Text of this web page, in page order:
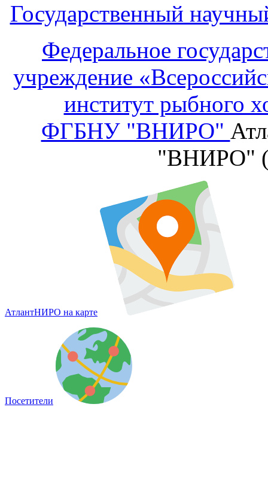
Государственный
Федеральное
учреждение
институт рыбного
ФГБНУ "ВНИРО"
"ВНИРО"
АтлантНИРО на карте
Посетители